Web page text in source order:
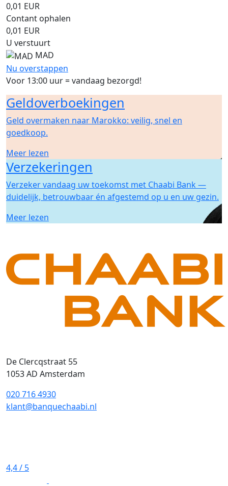
0,01 EUR
Contant ophalen
0,01 EUR
U verstuurt
MAD
Nu overstappen
Voor 13:00 uur = vandaag bezorgd!
Geldoverboekingen
Geld overmaken naar Marokko: veilig, snel en
goedkoop.
Meer lezen
Verzekeringen
Verzeker vandaag uw toekomst met Chaabi Bank —
duidelijk, betrouwbaar én afgestemd op u en uw gezin.
Meer lezen
De Clercqstraat 55
1053 AD Amsterdam
020 716 4930
klant@banquechaabi.nl
4,4/ 5